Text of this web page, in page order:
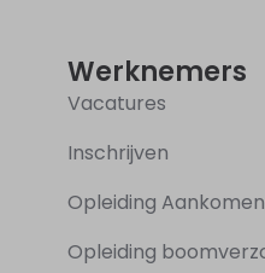
Werknemers
Vacatures
Inschrijven
Opleiding
Opleiding